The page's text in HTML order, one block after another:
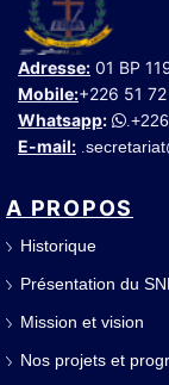
Adresse: 01 BP
Mobile:+226 51
Whatsapp:
E-mail:
A PROPOS
Historique
Présentation du
Mission et vision
Nos projets et